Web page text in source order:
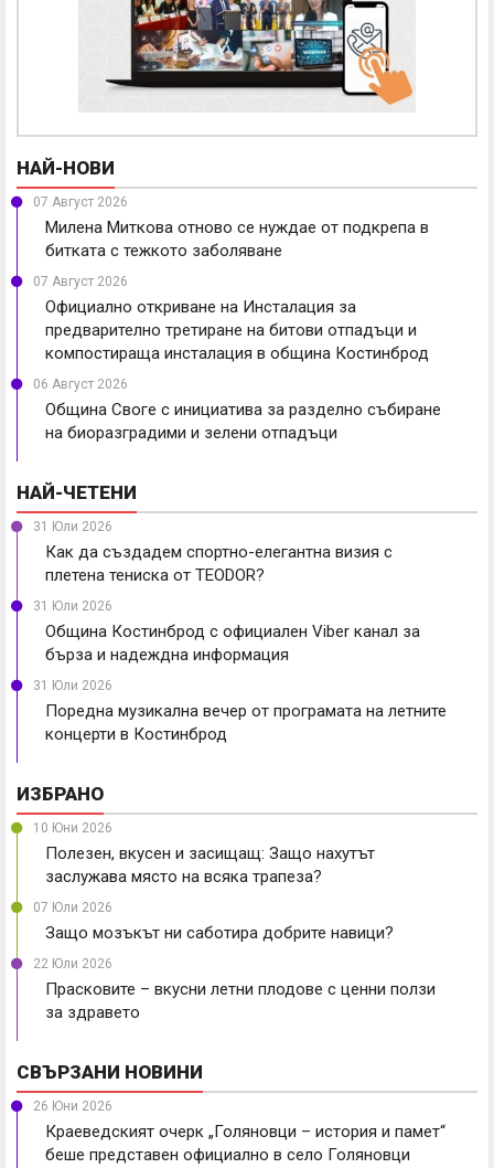
НАЙ-НОВИ
07 Август 2026
Милена Миткова отново се нуждае от подкрепа в
битката с тежкото заболяване
07 Август 2026
Официално откриване на Инсталация за
предварително третиране на битови отпадъци и
компостираща инсталация в община Костинброд
06 Август 2026
Община Своге с инициатива за разделно събиране
на биоразградими и зелени отпадъци
НАЙ-ЧЕТЕНИ
31 Юли 2026
Как да създадем спортно-елегантна визия с
плетена тениска от TEODOR?
31 Юли 2026
Община Костинброд с официален Viber канал за
бърза и надеждна информация
31 Юли 2026
Поредна музикална вечер от програмата на летните
концерти в Костинброд
ИЗБРАНО
10 Юни 2026
Полезен, вкусен и засищащ: Защо нахутът
заслужава място на всяка трапеза?
07 Юли 2026
Защо мозъкът ни саботира добрите навици?
22 Юли 2026
Прасковите – вкусни летни плодове с ценни ползи
за здравето
СВЪРЗАНИ НОВИНИ
26 Юни 2026
Краеведският очерк „Голяновци – история и памет“
беше представен официално в село Голяновци